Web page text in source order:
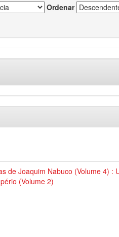
Ordenar
de Joaquim Nabuco (Volume 4) :
(Volume 2)